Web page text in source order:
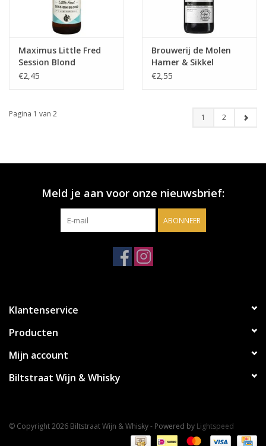
Maximus Little Fred
Session Blond
€2,45
Brouwerij de Molen
Hamer & Sikkel
€2,55
Pagina 1 van 2 1 2
Meld je aan voor onze nieuwsbrief:
ABONNEER
Klantenservice
Producten
Mijn account
Biltstraat Wijn & Whisky
© Copyright 2026 Biltstraat Wijn & Whisky - Powered by Lightspeed